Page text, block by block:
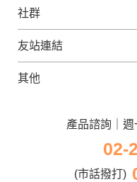
韓語課程
法文課程
兒童日語課程
美日語數位學院
Gjun-就醬學外語
官方Youtube
社群
英語觀光城
日語觀光城
友站連結
iWorld JR
電腦直播教學
其他
產品諮詢｜
02-
(市話撥打)